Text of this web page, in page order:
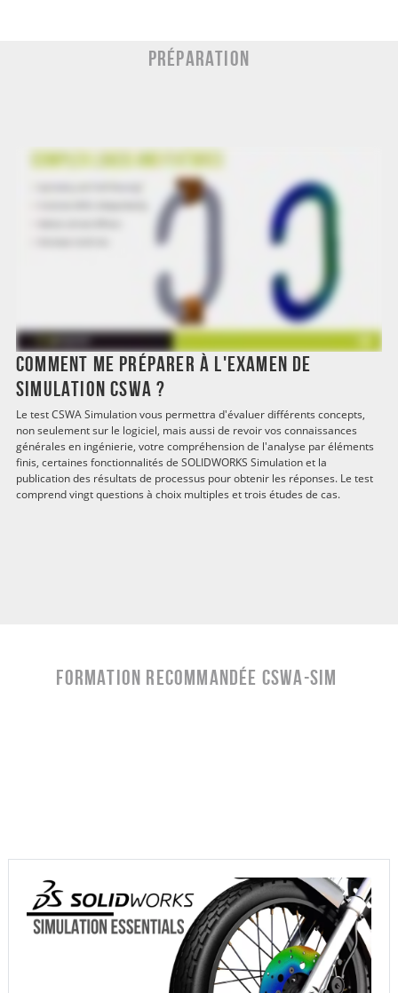
Préparation
Comment me préparer à l'examen de
simulation CSWA ?
Le test CSWA Simulation vous permettra d'évaluer différents concepts,
non seulement sur le logiciel, mais aussi de revoir vos connaissances
générales en ingénierie, votre compréhension de l'analyse par éléments
finis, certaines fonctionnalités de SOLIDWORKS Simulation et la
publication des résultats de processus pour obtenir les réponses. Le test
comprend vingt questions à choix multiples et trois études de cas.
FORMATION RECOMMANDÉE CSWA-SIM